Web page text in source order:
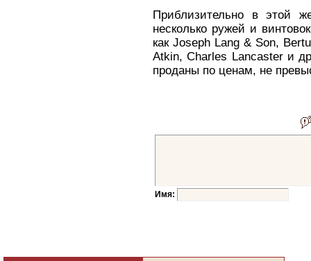
Приблизительно в этой
несколько ружей и
как Joseph Lang & Son,
Atkin, Charles Lancaster и
проданы по ценам, не
Имя: